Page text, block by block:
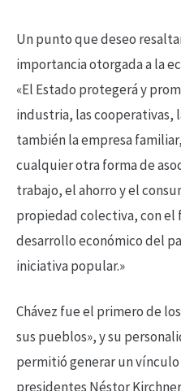
Un punto que deseo
importancia otorgada a la
«El Estado protegerá y
industria, las cooperativas,
también la empresa
cualquier otra forma de
trabajo, el ahorro y el
propiedad colectiva, con
desarrollo económico del
iniciativa popular.»
Chávez fue el primero de
sus pueblos», y su
permitió generar un
presidentes Néstor